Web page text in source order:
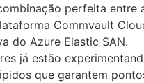
perfeita entre
Commvault
do Azure Elastic SAN.
já estão
que garantem